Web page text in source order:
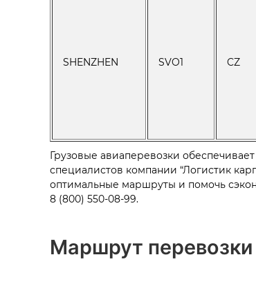
SHENZHEN SVO1 CZ
Грузовые авиаперевозки
специалистов компании “Логистик
оптимальные маршруты и помочь
8 (800) 550-08-99.
Маршрут перевозки